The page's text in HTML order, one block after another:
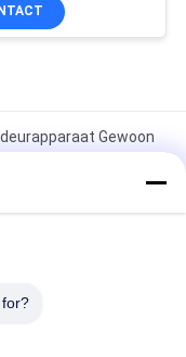
Gewoon
Synchrone Door